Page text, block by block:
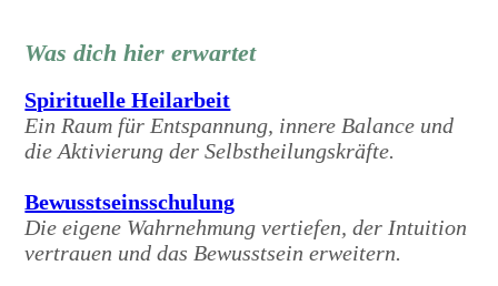
Was dich hier erwartet
Spirituelle Heilarbeit
Ein Raum für Entspannung, innere Balance und
die Aktivierung der Selbstheilungskräfte.
Bewusstseinsschulung
Die eigene Wahrnehmung vertiefen, der Intuition
vertrauen und das Bewusstsein erweitern.